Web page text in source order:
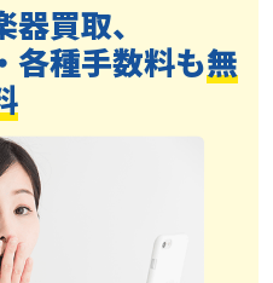
買取、
各種手数料も無